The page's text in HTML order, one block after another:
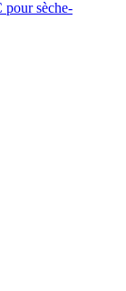
pour sèche-